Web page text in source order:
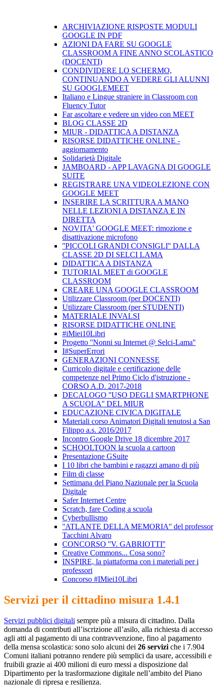
ARCHIVIAZIONE RISPOSTE MODULI
GOOGLE IN PDF
AZIONI DA FARE SU GOOGLE
CLASSROOM A FINE ANNO SCOLASTICO
(DOCENTI)
CONDIVIDERE LO SCHERMO,
CONTINUANDO A VEDERE GLI ALUNNI
SU GOOGLEMEET
Italiano e Lingue straniere in Classroom con
Fluency Tutor
Far ascoltare e vedere un video con MEET
BLOG CLASSE 2D
MIUR - DIDATTICA A DISTANZA
RISORSE DIDATTICHE ONLINE -
aggiornamento
Solidarietà Digitale
JAMBOARD - APP LAVAGNA DI GOOGLE
SUITE
REGISTRARE UNA VIDEOLEZIONE CON
GOOGLE MEET
INSERIRE LA SCRITTURA A MANO
NELLE LEZIONI A DISTANZA E IN
DIRETTA
NOVITA' GOOGLE MEET: rimozione e
disattivazione microfono
''PICCOLI GRANDI CONSIGLI'' DALLA
CLASSE 2D DI SELCI LAMA
DIDATTICA A DISTANZA
TUTORIAL MEET di GOOGLE
CLASSROOM
CREARE UNA GOOGLE CLASSROOM
Utilizzare Classroom (per DOCENTI)
Utilizzare Classroom (per STUDENTI)
MATERIALE INVALSI
RISORSE DIDATTICHE ONLINE
#iMiei10Libri
Progetto ''Nonni su Internet @ Selci-Lama''
I#SuperErrori
GENERAZIONI CONNESSE
Curricolo digitale e certificazione delle
competenze nel Primo Ciclo d'istruzione -
CORSO A.D. 2017-2018
DECALOGO ''USO DEGLI SMARTPHONE
A SCUOLA'' DEL MIUR
EDUCAZIONE CIVICA DIGITALE
Materiali corso Animatori Digitali tenutosi a San
Filippo a.s. 2016/2017
Incontro Google Drive 18 dicembre 2017
SCHOOLTOON la scuola a cartoon
Presentazione GSuite
I 10 libri che bambini e ragazzi amano di più
Film di classe
Settimana del Piano Nazionale per la Scuola
Digitale
Safer Internet Centre
Scratch, fare Coding a scuola
Cyberbullismo
''ATLANTE DELLA MEMORIA'' del professor
Tacchini Alvaro
CONCORSO ''V. GABRIOTTI''
Creative Commons... Cosa sono?
INSPIRE, la piattaforma con i materiali per i
professori
Concorso #IMiei10Libri
Servizi per il cittadino misura 1.4.1
Servizi pubblici digitali sempre più a misura di cittadino. Dalla
domanda di contributi all’iscrizione all’asilo, alla richiesta di accesso
agli atti al pagamento di una contravvenzione, fino al pagamento
della mensa scolastica: sono solo alcuni dei 26 servizi che i 7.904
Comuni italiani potranno rendere più semplici da usare, accessibili e
fruibili grazie ai 400 milioni di euro messi a disposizione dal
Dipartimento per la trasformazione digitale nell’ambito del Piano
nazionale di ripresa e resilienza.